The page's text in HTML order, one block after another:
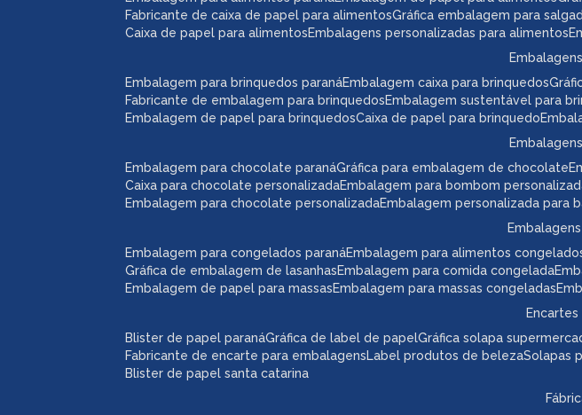
gráfica embalagem para
caixa de papel para alimentos
fabricante de caixa de papel para alimentos
embalagens personalizadas para alimentos
embalagem caixa para brinquedos
embalagem sustentável para
caixa de papel para brinquedo
embalagem de papel para brinquedos
fabricante de embalagem para brinquedos
embalagem para brinquedos paraná
gráfica para embalagem de chocolate
embalagem para bombom
embalagem para chocolate personalizada
caixa para chocolate personalizada
embalagem personalizada para
embalagem para chocolate paraná
embalagem para alimentos
embalagem para comida congelada
embalagem de papel para massas
gráfica de embalagem de lasanhas
embalagem para massas congeladas
embalagem para congelados paraná
gráfica de label de papel
gráfica solapa
fabricante de encarte para embalagens label produtos de beleza solapas
blister de papel santa catarina
blister de papel paraná